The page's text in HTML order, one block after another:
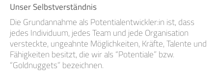
Unser Selbstverständnis
Die Grundannahme als Potentialentwickler:in ist, dass
jedes Individuum, jedes Team und jede Organisation
versteckte, ungeahnte Möglichkeiten, Kräfte, Talente und
Fähigkeiten besitzt, die wir als “Potentiale” bzw.
“Goldnuggets” bezeichnen.